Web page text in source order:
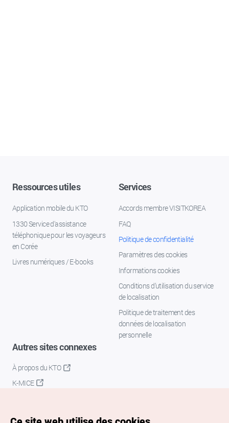
Ressources utiles
Application mobile du KTO
1330 Service d'assistance
téléphonique pour les voyageurs
en Corée
Livres numériques / E-books
Services
Accords membre VISITKOREA
FAQ
Politique de confidentialité
Paramètres des cookies
Informations cookies
Conditions d’utilisation du service
de localisation
Politique de traitement des
données de localisation
personnelle
Autres sites connexes
À propos du KTO
K-MICE